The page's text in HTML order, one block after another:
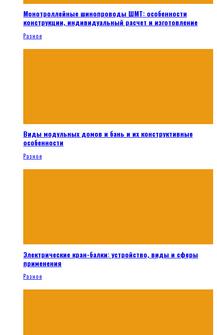
Монотроллейные шинопроводы ШМТ: особенности
конструкции, индивидуальный расчет и изготовление
Разное
Виды модульных домов и бань и их конструктивные
особенности
Разное
Электрические кран-балки: устройство, виды и сферы
применения
Разное